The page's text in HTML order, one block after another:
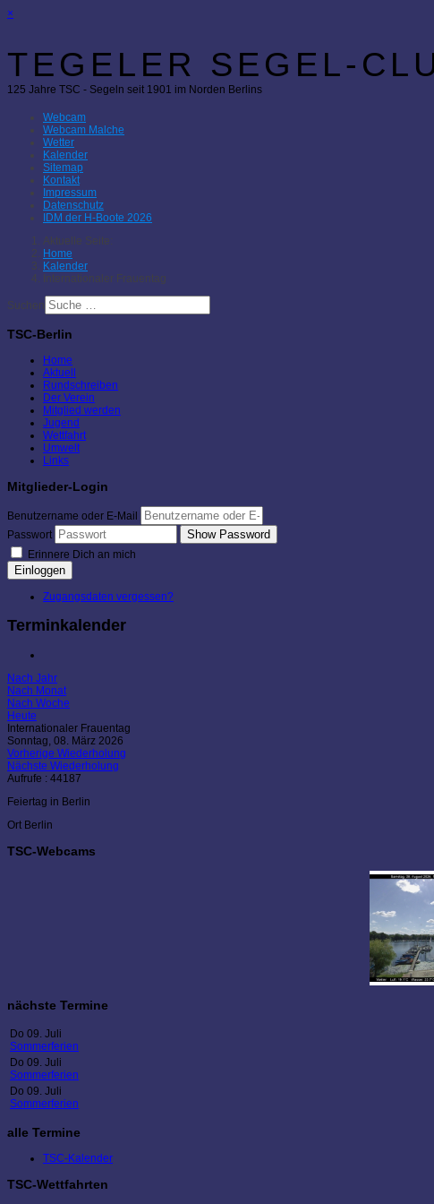
×
TEGELER SEGEL-
125 Jahre TSC - Segeln seit 1901 im Norden Berlins
Webcam
Webcam Malche
Wetter
Kalender
Sitemap
Kontakt
Impressum
Datenschutz
IDM der H-Boote 2026
Aktuelle Seite:
Home
Kalender
Internationaler Frauentag
Suchen
TSC-Berlin
Home
Aktuell
Rundschreiben
Der Verein
Mitglied werden
Jugend
Wettfahrt
Umwelt
Links
Mitglieder-Login
Benutzername oder E-Mail
Passwort
Show Password
Erinnere Dich an mich
Einloggen
Zugangsdaten vergessen?
Terminkalender
Nach Jahr
Nach Monat
Nach Woche
Heute
Internationaler Frauentag
Sonntag, 08. März 2026
Vorherige Wiederholung
Nächste Wiederholung
Aufrufe : 44187
Feiertag in Berlin
Ort Berlin
TSC-Webcams
nächste Termine
Do 09. Juli
Sommerferien
Do 09. Juli
Sommerferien
Do 09. Juli
Sommerferien
alle Termine
TSC-Kalender
TSC-Wettfahrten